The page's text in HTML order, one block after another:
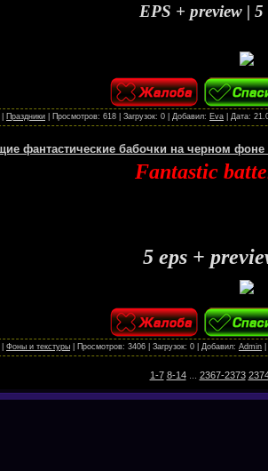
EPS + preview |
Праздники Просмотров: 618 Загрузок: 0 Добавил: Eva Дата:
фантастические бабочки на черном фоне
Fantastic
5 eps +
Фоны и текстуры Просмотров: 3406 Загрузок: 0 Добавил: Admin
1-7 8-14 2367-2373